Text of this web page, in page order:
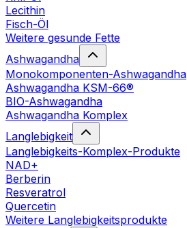
Lecithin
Fisch-Öl
Weitere gesunde Fette
Ashwagandha
Monokomponenten-Ashwagandha
Ashwagandha KSM-66®
BIO-Ashwagandha
Ashwagandha Komplex
Langlebigkeit
Langlebigkeits-Komplex-Produkte
NAD+
Berberin
Resveratrol
Quercetin
Weitere Langlebigkeitsprodukte